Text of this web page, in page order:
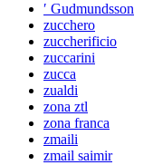
′ Gudmundsson
zucchero
zuccherificio
zuccarini
zucca
zualdi
zona ztl
zona franca
zmaili
zmail saimir